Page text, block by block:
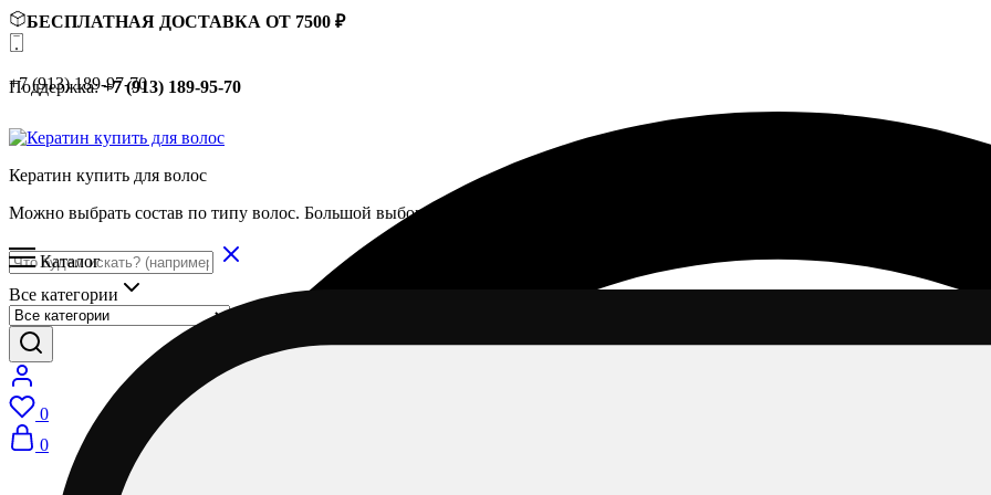
БЕСПЛАТНАЯ ДОСТАВКА ОТ 7500 ₽
+7 (913) 189-97-70
Поддержка:+7 (913) 189-95-70
Кератин купить для волос
Можно выбрать состав по типу волос. Большой выбор составов, инструментов и материалов. Ищешь Кератин купить? Закажи у
Все категории
0
0
Каталог